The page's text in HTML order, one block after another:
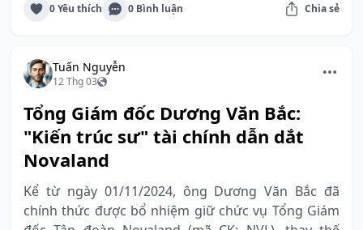
0 Yêu thích 0 Bình luận Chia sẻ
Tuấn Nguyễn
12 Thg 03
Tổng Giám đốc Dương Văn Bắc:
"Kiến trúc sư" tài chính dẫn dắt
Novaland
Kể từ ngày 01/11/2024, ông Dương Văn Bắc đã
chính thức được bổ nhiệm giữ chức vụ Tổng Giám